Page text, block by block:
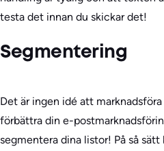
testa det innan du skickar det!
Segmentering
Det är ingen idé att
förbättra din e-
segmentera dina listor! På så